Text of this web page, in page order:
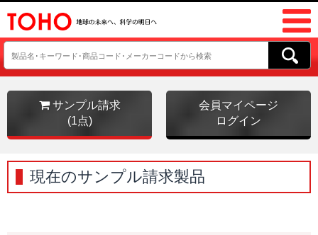
サンプル請求
(1点)
会員マイページ
ログイン
現在のサンプル請求製品